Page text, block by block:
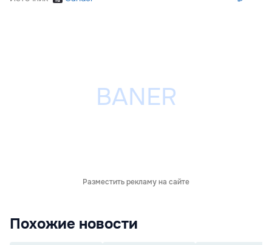
Разместить рекламу на сайте
Похожие новости